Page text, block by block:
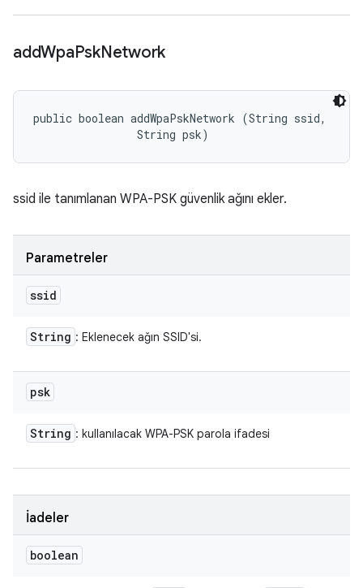
addWpaPskNetwork
public boolean addWpaPskNetwork (String ssid,
                String psk)
ssid ile tanımlanan WPA-PSK güvenlik ağını ekler.
Parametreler
ssid
String : Eklenecek ağın SSID'si.
psk
String : kullanılacak WPA-PSK parola ifadesi
İadeler
boolean